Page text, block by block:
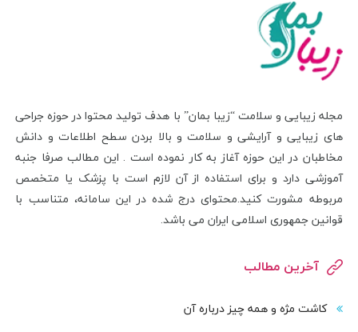
مجله زیبایی و سلامت “زیبا بمان” با هدف تولید محتوا در حوزه جراحی
های زیبایی و آرایشی و سلامت و بالا بردن سطح اطلاعات و دانش
مخاطبان در این حوزه آغاز به کار نموده است . این مطالب صرفا جنبه
آموزشی دارد و برای استفاده از آن لازم است با پزشک یا متخصص
مربوطه مشورت کنید.محتوای درج شده در این سامانه، متناسب با
قوانین جمهوری اسلامی ایران می باشد.
آخرین مطالب
کاشت مژه و همه چیز درباره آن